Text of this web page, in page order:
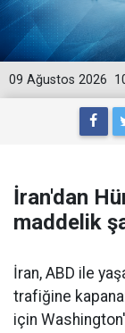
09 Ağustos 2026
İran'dan
maddelik
İran, ABD ile
trafiğine
için